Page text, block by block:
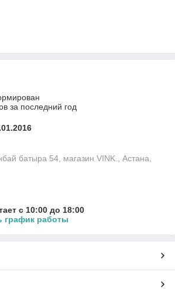
за последний год
батыра 54, магазин VINK., Астана,
с 10:00 до 18:00
график работы